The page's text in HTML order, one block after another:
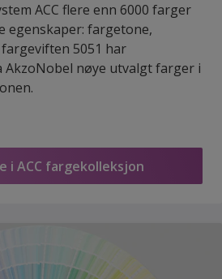
ACC flere enn 6000 farger
egenskaper: fargetone,
5051 har
nøye utvalgt farger i
i ACC fargekolleksjon